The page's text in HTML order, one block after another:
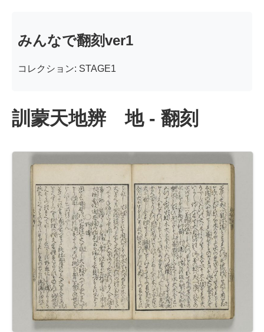
みんなで翻刻ver1
コレクション: STAGE1
訓蒙天地辨 地 - 翻刻